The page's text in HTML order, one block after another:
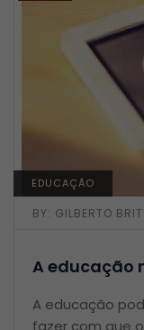
EDUCAÇÃO
BY: GILBERTO
A educação
A educação
fazer com que